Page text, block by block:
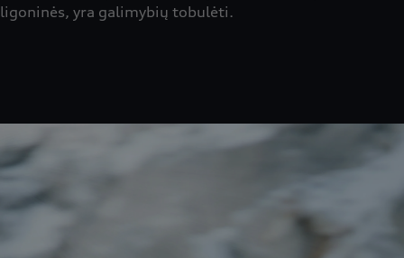
ligoninės, yra galimybių tobulėti.